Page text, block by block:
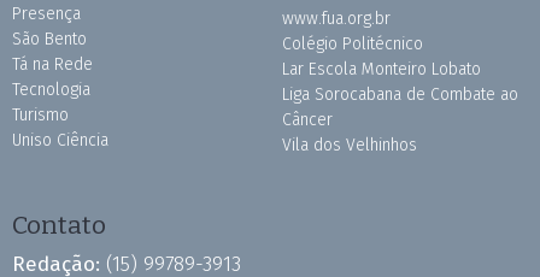
Presença
São Bento
Tá na Rede
Tecnologia
Turismo
Uniso Ciência
www.fua.org.br
Colégio Politécnico
Lar Escola Monteiro Lobato
Liga Sorocabana de Combate ao
Câncer
Vila dos Velhinhos
Contato
Redação: (15) 99789-3913